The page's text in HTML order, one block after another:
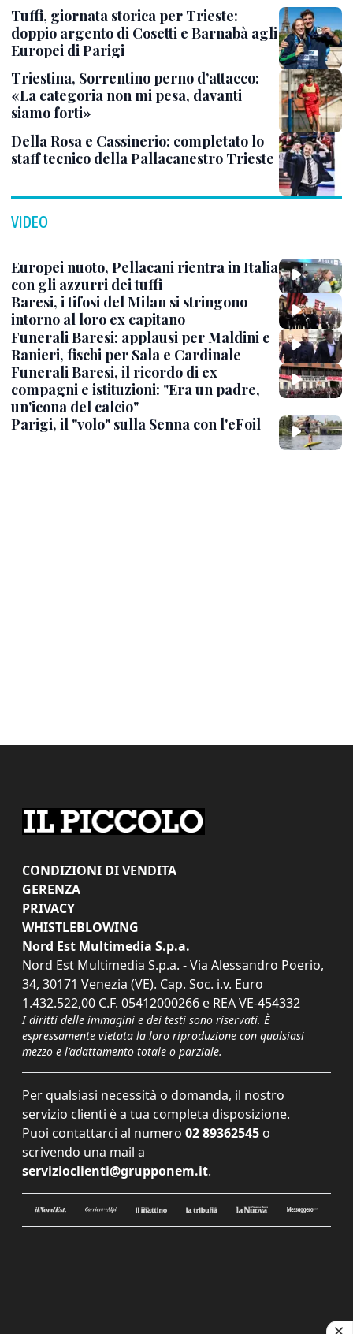
Tuffi, giornata storica per Trieste:
doppio argento di Cosetti e Barnabà agli
Europei di Parigi
Triestina, Sorrentino perno d’attacco:
«La categoria non mi pesa, davanti
siamo forti»
Della Rosa e Cassinerio: completato lo
staff tecnico della Pallacanestro Trieste
VIDEO
Europei nuoto, Pellacani rientra in Italia
con gli azzurri dei tuffi
Baresi, i tifosi del Milan si stringono
intorno al loro ex capitano
Funerali Baresi: applausi per Maldini e
Ranieri, fischi per Sala e Cardinale
Funerali Baresi, il ricordo di ex
compagni e istituzioni: "Era un padre,
un'icona del calcio"
Parigi, il "volo" sulla Senna con l'eFoil
CONDIZIONI DI VENDITA
GERENZA
PRIVACY
WHISTLEBLOWING
Nord Est Multimedia S.p.a.
Nord Est Multimedia S.p.a. - Via Alessandro Poerio,
34, 30171 Venezia (VE). Cap. Soc. i.v. Euro
1.432.522,00 C.F. 05412000266 e REA VE-454332
I diritti delle immagini e dei testi sono riservati. È
espressamente vietata la loro riproduzione con qualsiasi
mezzo e l'adattamento totale o parziale.
Per qualsiasi necessità o domanda, il nostro
servizio clienti è a tua completa disposizione.
Puoi contattarci al numero 02 89362545 o
scrivendo una mail a
servizioclienti@grupponem.it.